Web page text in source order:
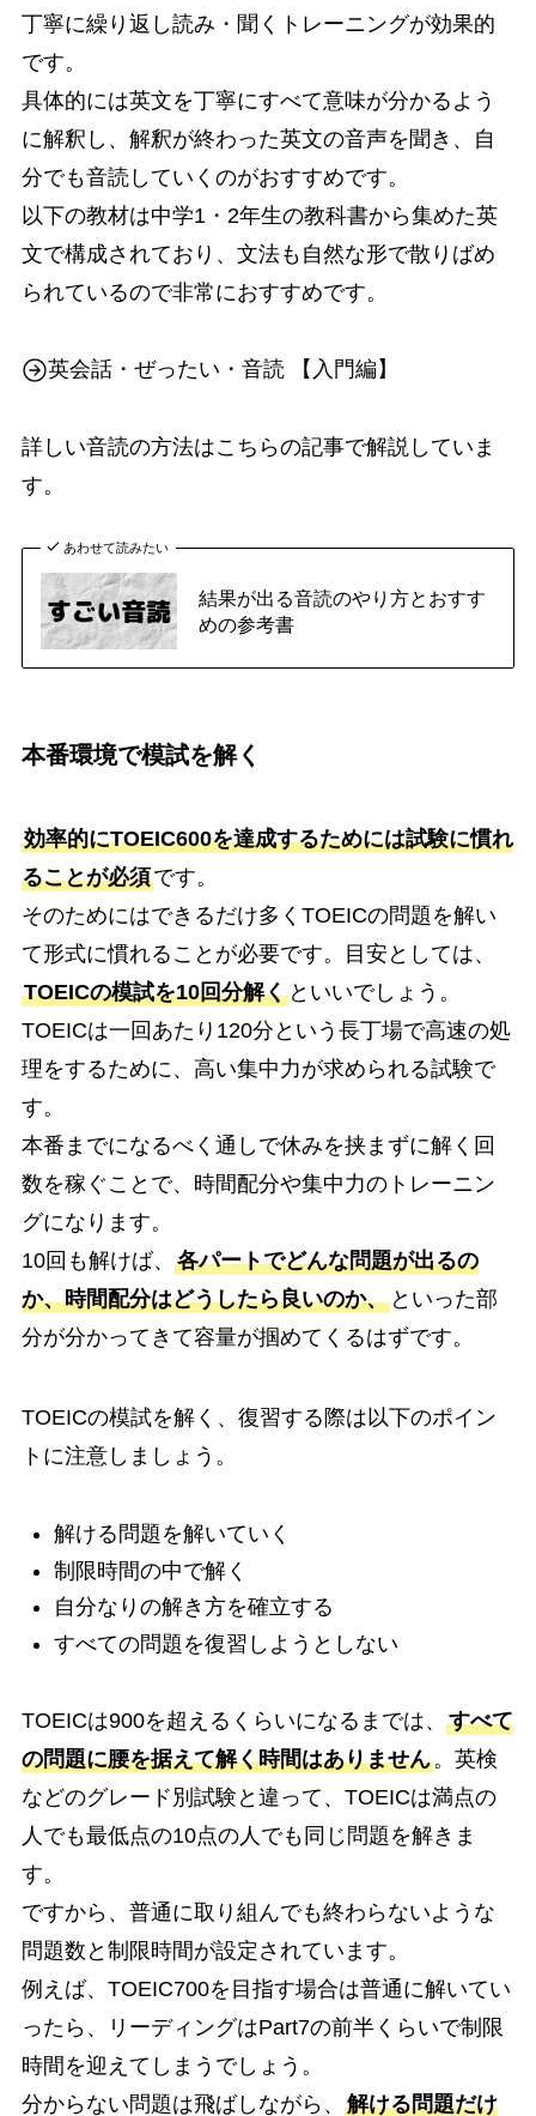
丁寧に繰り返し読み・聞くトレーニングが効果的
です。
具体的には英文を丁寧にすべて意味が分かるよう
に解釈し、解釈が終わった英文の音声を聞き、自
分でも音読していくのがおすすめです。
以下の教材は中学1・2年生の教科書から集めた英
文で構成されており、文法も自然な形で散りばめ
られているので非常におすすめです。
英会話・ぜったい・音読 【入門編】
詳しい音読の方法はこちらの記事で解説していま
す。
あわせて読みたい
結果が出る音読のやり方とおすす
めの参考書
本番環境で模試を解く
効率的にTOEIC600を達成するためには試験に慣れ
ることが必須です。
そのためにはできるだけ多くTOEICの問題を解い
て形式に慣れることが必要です。目安としては、
TOEICの模試を10回分解くといいでしょう。
TOEICは一回あたり120分という長丁場で高速の処
理をするために、高い集中力が求められる試験で
す。
本番までになるべく通しで休みを挟まずに解く回
数を稼ぐことで、時間配分や集中力のトレーニン
グになります。
10回も解けば、 各パートでどんな問題が出るの
か、時間配分はどうしたら良いのか、といった部
分が分かってきて容量が掴めてくるはずです。
TOEICの模試を解く、復習する際は以下のポイン
トに注意しましょう。
解ける問題を解いていく
制限時間の中で解く
自分なりの解き方を確立する
すべての問題を復習しようとしない
TOEICは900を超えるくらいになるまでは、 すべて
の問題に腰を据えて解く時間はありません。英検
などのグレード別試験と違って、TOEICは満点の
人でも最低点の10点の人でも同じ問題を解きま
す。
ですから、普通に取り組んでも終わらないような
問題数と制限時間が設定されています。
例えば、TOEIC700を目指す場合は普通に解いてい
ったら、リーディングはPart7の前半くらいで制限
時間を迎えてしまうでしょう。
分からない問題は飛ばしながら、 解ける問題だけ